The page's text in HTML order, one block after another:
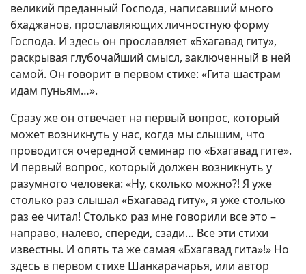
великий преданный Господа, написавший много
бхаджанов, прославляющих личностную форму
Господа. И здесь он прославляет «Бхагавад гиту»,
раскрывая глубочайший смысл, заключенный в ней
самой. Он говорит в первом стихе: «Гита шастрам
идам пуньям…».
Сразу же он отвечает на первый вопрос, который
может возникнуть у нас, когда мы слышим, что
проводится очередной семинар по «Бхагавад гите».
И первый вопрос, который должен возникнуть у
разумного человека: «Ну, сколько можно?! Я уже
столько раз слышал «Бхагавад гиту», я уже столько
раз ее читал! Столько раз мне говорили все это –
направо, налево, спереди, сзади… Все эти стихи
известны. И опять та же самая «Бхагавад гита»!» Но
здесь в первом стихе Шанкарачарья, или автор